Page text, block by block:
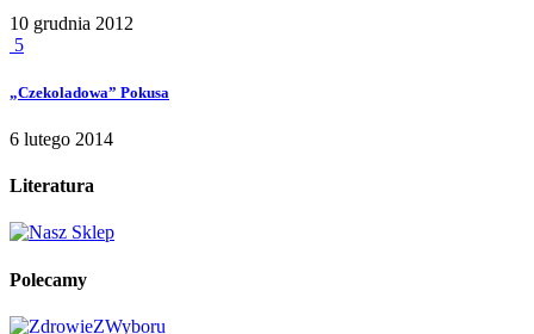
10 grudnia 2012
5
„Czekoladowa” Pokusa
6 lutego 2014
Literatura
Polecamy